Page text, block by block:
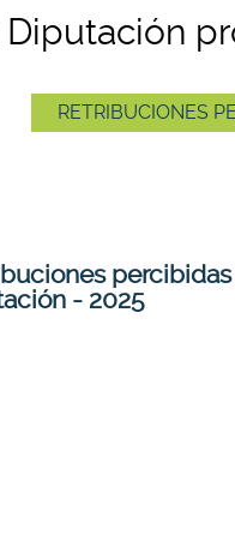
RETRIBUCIONES
- 2025